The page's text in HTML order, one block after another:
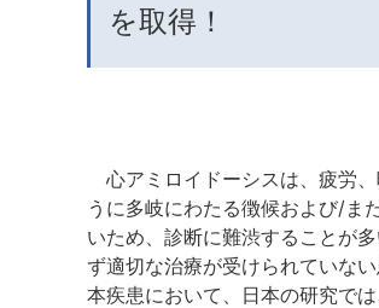
を取得！
心アミロイドーシスは、疲労
うに多岐にわたる徴候および/ま
いため、診断に難渋することが
ず適切な治療が受けられていな
本疾患において、日本の研究で